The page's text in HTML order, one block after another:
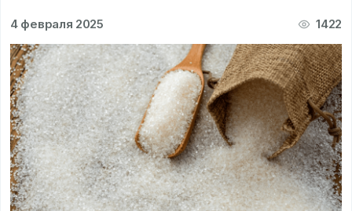
4 февраля 2025 1422